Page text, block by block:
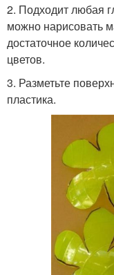
2. Подходит любая
можно нарисовать
достаточное
цветов.
3. Разметьте
пластика.